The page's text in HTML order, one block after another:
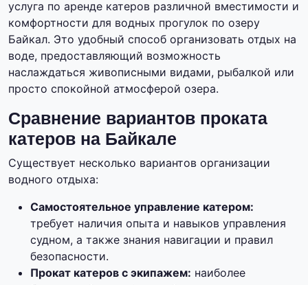
услуга по аренде катеров различной вместимости и
комфортности для водных прогулок по озеру
Байкал. Это удобный способ организовать отдых на
воде, предоставляющий возможность
наслаждаться живописными видами, рыбалкой или
просто спокойной атмосферой озера.
Сравнение вариантов проката
катеров на Байкале
Существует несколько вариантов организации
водного отдыха:
Самостоятельное управление катером:
требует наличия опыта и навыков управления
судном, а также знания навигации и правил
безопасности.
Прокат катеров с экипажем: наиболее